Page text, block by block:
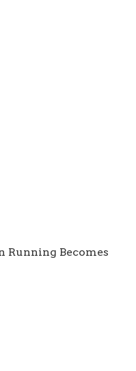
Running Becomes